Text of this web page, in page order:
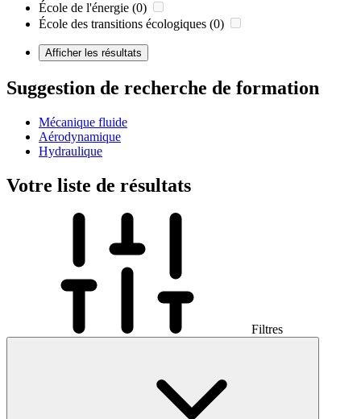
École de l'énergie (0)
École des transitions écologiques (0)
Afficher les résultats
Suggestion de recherche de formation
Mécanique fluide
Aérodynamique
Hydraulique
Votre liste de résultats
Filtres